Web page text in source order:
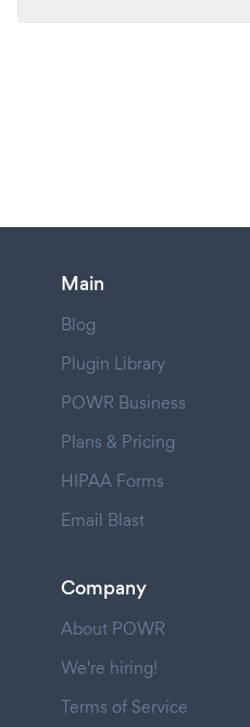
Main
Blog
Plugin Library
POWR Business
Plans & Pricing
HIPAA Forms
Email Blast
Company
About POWR
We're hiring!
Terms of Service